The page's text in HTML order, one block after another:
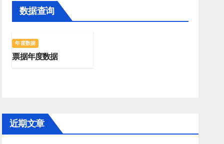
数据查询
年度数据
票据年度数据
近期文章